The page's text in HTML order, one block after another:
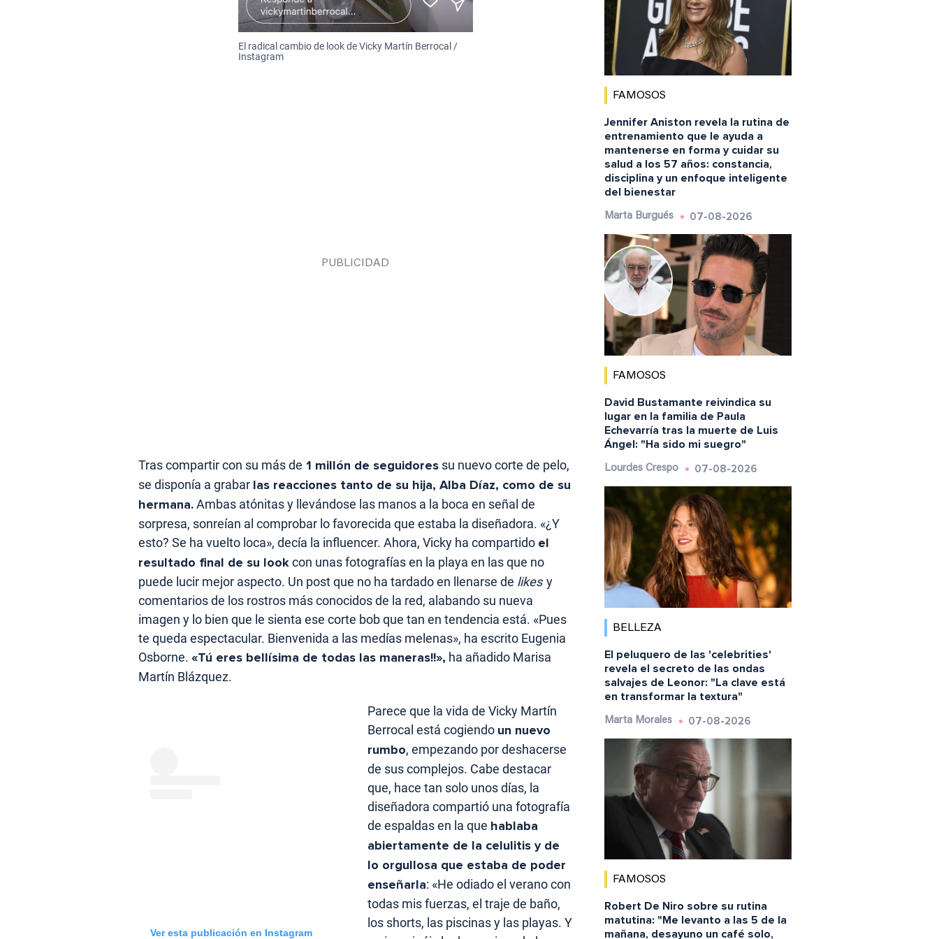
El radical cambio de look de Vicky Martín Berrocal /
Instagram
Tras compartir con su más de 1 millón de seguidores su nuevo corte de pelo,
se disponía a grabar las reacciones tanto de su hija, Alba Díaz, como de su
hermana.Ambas atónitas y llevándose las manos a la boca en señal de
sorpresa, sonreían al comprobar lo favorecida que estaba la diseñadora. «¿Y
esto? Se ha vuelto loca», decía la influencer. Ahora, Vicky ha compartido el
resultado final de su lookcon unas fotografías en la playa en las que no
puede lucir mejor aspecto. Un post que no ha tardado en llenarse de likes y
comentarios de los rostros más conocidos de la red, alabando su nueva
imagen y lo bien que le sienta ese corte bob que tan en tendencia está. «Pues
te queda espectacular. Bienvenida a las medías melenas», ha escrito Eugenia
Osborne. «Tú eres bellísima de todas las maneras!!», ha añadido Marisa
Martín Blázquez.
Ver esta publicación en Instagram
Parece que la vida de Vicky Martín
Berrocal está cogiendo un nuevo
rumbo, empezando por deshacerse
de sus complejos. Cabe destacar
que, hace tan solo unos días, la
diseñadora compartió una fotografía
de espaldas en la que hablaba
abiertamente de la celulitis y de
lo orgullosa que estaba de poder
enseñarla: «He odiado el verano con
todas mis fuerzas, el traje de baño,
los shorts, las piscinas y las playas. Y
FAMOSOS
Jennifer Aniston revela la rutina de
entrenamiento que le ayuda a
mantenerse en forma y cuidar su
salud a los 57 años: constancia,
disciplina y un enfoque inteligente
del bienestar
Marta Burgués 07-08-2026
FAMOSOS
David Bustamante reivindica su
lugar en la familia de Paula
Echevarría tras la muerte de Luis
Ángel: "Ha sido mi suegro"
Lourdes Crespo 07-08-2026
BELLEZA
El peluquero de las 'celebrities'
revela el secreto de las ondas
salvajes de Leonor: "La clave está
en transformar la textura"
Marta Morales 07-08-2026
FAMOSOS
Robert De Niro sobre su rutina
matutina: "Me levanto a las 5 de la
mañana, desayuno un café solo,